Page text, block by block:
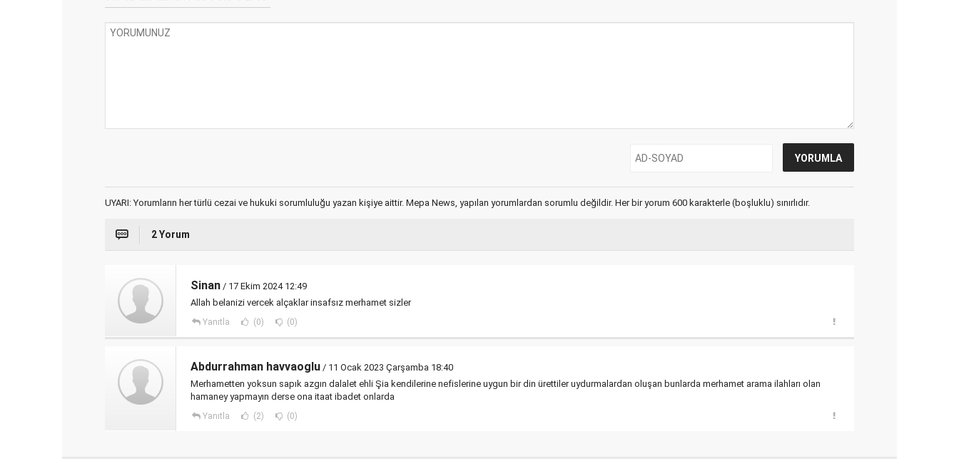
UYARI: Yorumların her türlü cezai ve hukuki sorumluluğu yazan kişiye aittir. Mepa News, yapılan yorumlardan sorumlu değildir. Her bir yorum 600 karakterle (boşluklu) sınırlıdır.
2 Yorum
Sinan / 17 Ekim 2024 12:49
Allah belanizi vercek alçaklar insafsız merhamet sizler
Yanıtla (0) (0)
Abdurrahman havvaoglu / 11 Ocak 2023 Çarşamba 18:40
Merhametten yoksun sapık azgın dalalet ehli Şia kendilerine nefislerine uygun bir din ürettiler uydurmalardan oluşan bunlarda merhamet arama ilahları olan
hamaney yapmayın derse ona itaat ibadet onlarda
Yanıtla (2) (0)